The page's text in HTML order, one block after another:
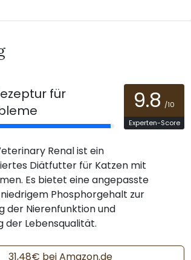
für
9.8 /10
Experten-Score
Renal ist ein
Diätfutter für Katzen mit
Es bietet eine angepasste
Phosphorgehalt zur
der Nierenfunktion und
der Lebensqualität.
31,48€ bei Amazon.de